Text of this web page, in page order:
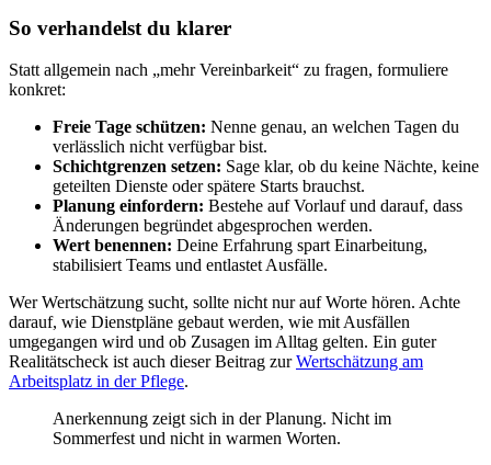
So verhandelst du klarer
Statt allgemein nach „mehr Vereinbarkeit“ zu fragen, formuliere
konkret:
Freie Tage schützen: Nenne genau, an welchen Tagen du
verlässlich nicht verfügbar bist.
Schichtgrenzen setzen: Sage klar, ob du keine Nächte, keine
geteilten Dienste oder spätere Starts brauchst.
Planung einfordern: Bestehe auf Vorlauf und darauf, dass
Änderungen begründet abgesprochen werden.
Wert benennen: Deine Erfahrung spart Einarbeitung,
stabilisiert Teams und entlastet Ausfälle.
Wer Wertschätzung sucht, sollte nicht nur auf Worte hören. Achte
darauf, wie Dienstpläne gebaut werden, wie mit Ausfällen
umgegangen wird und ob Zusagen im Alltag gelten. Ein guter
Realitätscheck ist auch dieser Beitrag zurWertschätzung am
Arbeitsplatz in der Pflege.
Anerkennung zeigt sich in der Planung. Nicht im
Sommerfest und nicht in warmen Worten.